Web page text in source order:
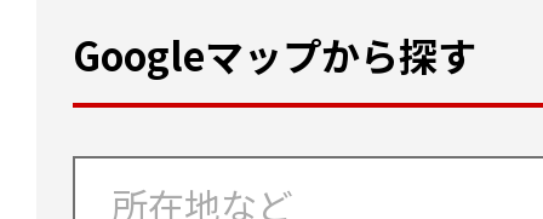
Googleマップから探す